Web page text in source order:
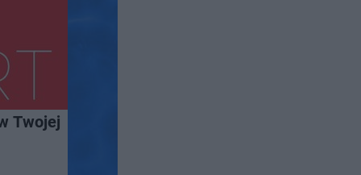
Twojej